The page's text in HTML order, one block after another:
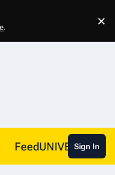
. ×
FeedUNIVERSSign In